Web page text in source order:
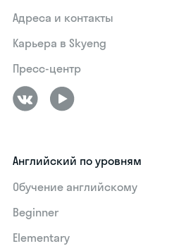
Адреса и контакты
Карьера в Skyeng
Пресс-центр
Английский по уровням
Обучение английскому
Beginner
Elementary